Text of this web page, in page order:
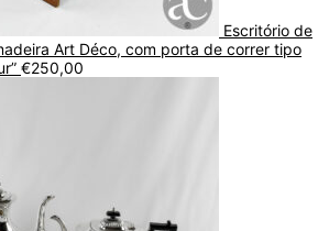
Escritório de
Art Déco, com porta de correr tipo
€250,00